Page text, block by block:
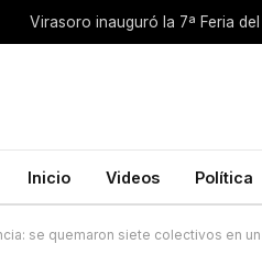
Inicio Videos Política
se quemaron siete colectivos en